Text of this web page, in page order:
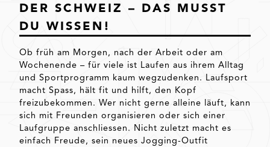
DER SCHWEIZ – DAS MUSST
DU WISSEN!
Ob früh am Morgen, nach der Arbeit oder am
Wochenende – für viele ist Laufen aus ihrem Alltag
und Sportprogramm kaum wegzudenken. Laufsport
macht Spass, hält fit und hilft, den Kopf
freizubekommen. Wer nicht gerne alleine läuft, kann
sich mit Freunden organisieren oder sich einer
Laufgruppe anschliessen. Nicht zuletzt macht es
einfach Freude, sein neues Jogging-Outfit